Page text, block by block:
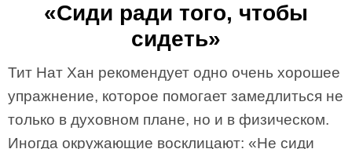
«Сиди ради того, чтобы
сидеть»
Тит Нат Хан рекомендует одно очень хорошее
упражнение, которое помогает замедлиться не
только в духовном плане, но и в физическом.
Иногда окружающие восклицают: «Не сиди